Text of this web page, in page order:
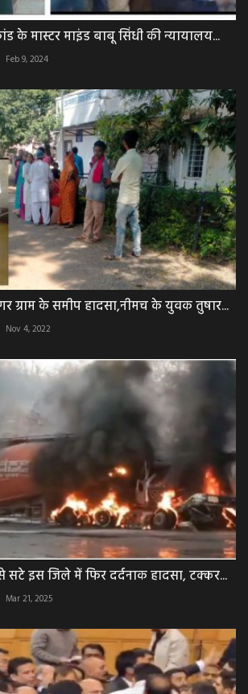
के मास्टर माइंड बाबू सिंधी की न्यायालय...
Feb 9, 2024
ग्राम के समीप हादसा,नीमच के युवक तुषार...
Nov 4, 2022
सटे इस जिले में फिर दर्दनाक हादसा, टक्कर...
Mar 21, 2025